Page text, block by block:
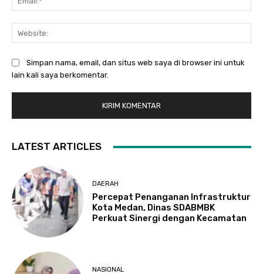
Simpan nama, email, dan situs web saya di browser ini untuk
lain kali saya berkomentar.
LATEST ARTICLES
DAERAH
Percepat Penanganan Infrastruktur
Kota Medan, Dinas SDABMBK
Perkuat Sinergi dengan Kecamatan
NASIONAL